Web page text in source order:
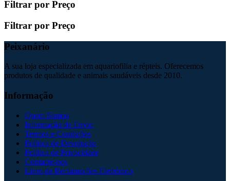
Filtrar por Preço
Filtrar por Preço
Peixanário
A sua loja especializada em aquariofilia e répteis. Oferecemos
produtos de qualidade e animais saudáveis desde 2010.
Informação
Quem Somos
Informação de Envio
Termos e Condições
Política de Devolução
Política de Privacidade
Contacte-nos
Livro de Reclamações Eletrónico